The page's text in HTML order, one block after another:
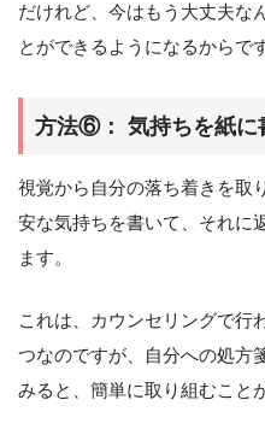
だけれど、今はもう大丈夫な
とができるようになるからです
方法⑥： 気持ちを紙に
視覚から自分の落ち着きを取
安な気持ちを書いて、それに
ます。
これは、カウンセリングで行
つなのですが、自分への処方
みると、簡単に取り組むこと